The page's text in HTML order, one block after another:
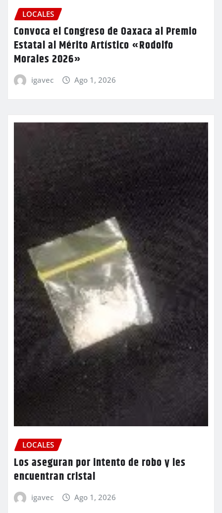
LOCALES
Convoca el Congreso de Oaxaca al Premio
Estatal al Mérito Artístico «Rodolfo
Morales 2026»
igavec Ago 1, 2026
LOCALES
Los aseguran por intento de robo y les
encuentran cristal
igavec Ago 1, 2026